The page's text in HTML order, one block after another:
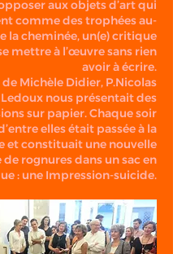
aux objets d’art qui
comme des trophées au-
la cheminée, un(e) critique
mettre à l’œuvre sans rien
avoir à écrire.
Michèle Didier, P.Nicolas
Ledoux nous présentait des
sur papier. Chaque soir
elles était passée à la
et constituait une nouvelle
rognures dans un sac en
: une Impression-suicide.